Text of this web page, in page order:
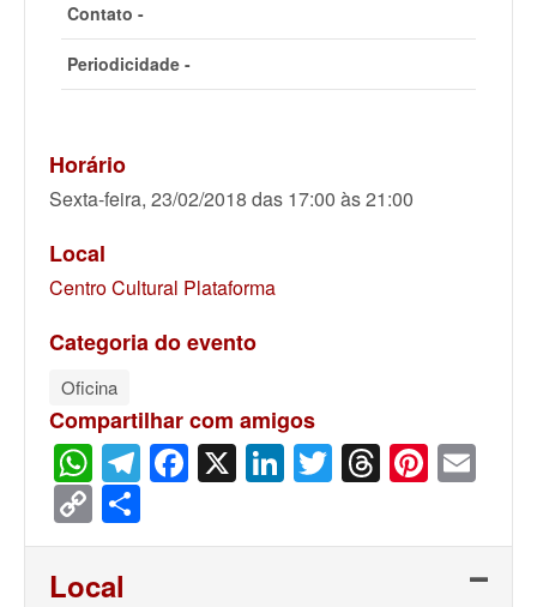
Contato -
Periodicidade -
Horário
Sexta-feira, 23/02/2018 das 17:00 às 21:00
Local
Centro Cultural Plataforma
Categoria do evento
Oficina
Compartilhar com amigos
WhatsApp
Telegram
Facebook
X LinkedIn
Twitter
Threads
Copy
Link
Local